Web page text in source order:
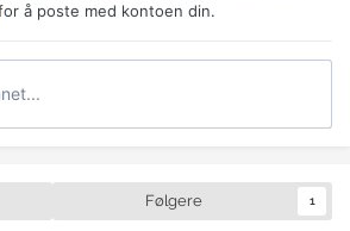
å poste med kontoen din.
Følgere 1